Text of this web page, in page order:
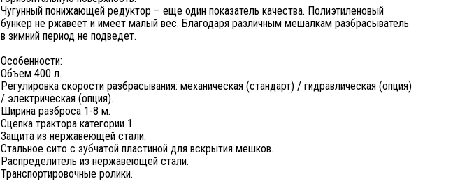
Чугунный понижающей редуктор – еще один показатель качества. Полиэтиленовый
бункер не ржавеет и имеет малый вес. Благодаря различным мешалкам разбрасыватель
в зимний период не подведет.
Особенности:
Объем 400 л.
Регулировка скорости разбрасывания: механическая (стандарт) / гидравлическая (опция)
/ электрическая (опция).
Ширина разброса 1-8 м.
Сцепка трактора категории 1.
Защита из нержавеющей стали.
Стальное сито с зубчатой пластиной для вскрытия мешков.
Распределитель из нержавеющей стали.
Транспортировочные ролики.